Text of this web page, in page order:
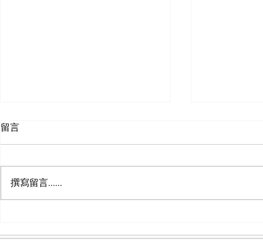
臺北市市政大樓員工子女非營
間：本年5月25日上午10時起
至本年6月11日中午12時止，
作業，並全程直播。
時掛號郵戳
留言
撰寫留言......